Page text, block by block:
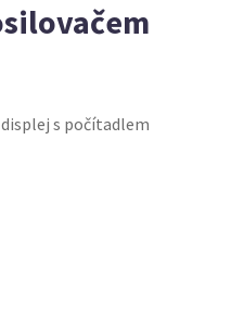
s počítadlem